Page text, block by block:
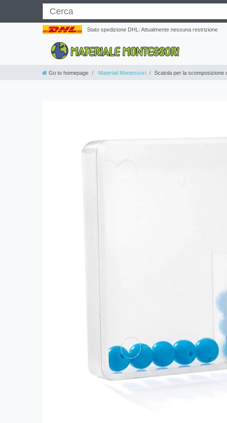
Stato spedizione DHL: Attualmente nessuna restrizione
Go to homepage Materiali Montessori Scatola per la scomposizione